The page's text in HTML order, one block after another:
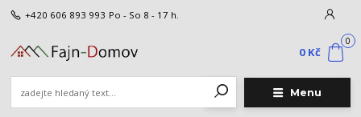
Menu
+420 606 893 993 Po - So 8 - 17 h.
0
0 Kč